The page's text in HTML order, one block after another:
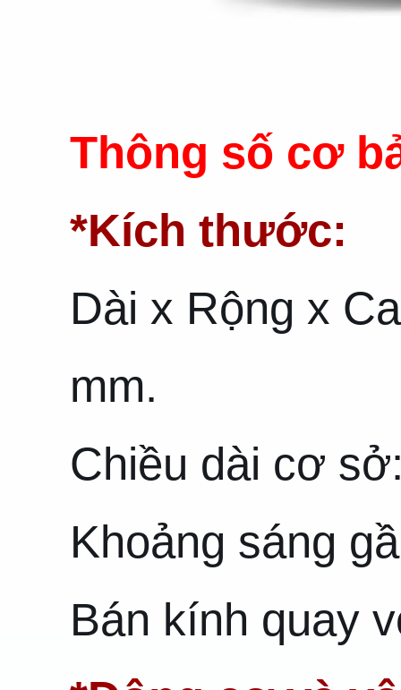
Thông số cơ
*Kích thước:
Dài x Rộng x
mm.
Chiều dài cơ
Khoảng sáng
Bán kính quay